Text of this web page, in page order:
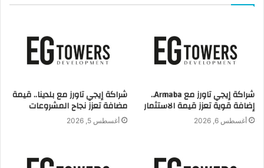
في كلا البلدين الصديقين على تعزيزها على شتى الأصعدة
ومُتطلعاً لتعزيز العلاقات المصرية – الكورية خاصة فيما يتعلق
بالتبادل والتعاون الصناعي والاقتصادي وصناعات القيمة المُضافة،
قيادة وشعباً في بناء أسس الجمهورية الجديدة في شتى المجالات.
شراكة إيجي تاورز مع Armaba..
إضافة قوية تعزز قيمة الاستثمار
أغسطس 6, 2026
شراكة إيجي تاورز مع بلدينا.. قيمة
مضافة تعزز نجاح المشروعات
أغسطس 5, 2026